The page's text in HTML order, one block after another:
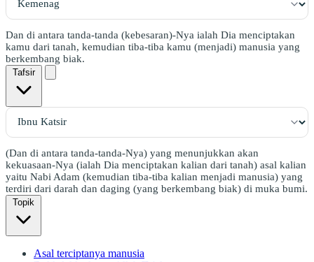
Dan di antara tanda-tanda (kebesaran)-Nya ialah Dia menciptakan
kamu dari tanah, kemudian tiba-tiba kamu (menjadi) manusia yang
berkembang biak.
Tafsir
(Dan di antara tanda-tanda-Nya) yang menunjukkan akan
kekuasaan-Nya (ialah Dia menciptakan kalian dari tanah) asal kalian
yaitu Nabi Adam (kemudian tiba-tiba kalian menjadi manusia) yang
terdiri dari darah dan daging (yang berkembang biak) di muka bumi.
Topik
Asal terciptanya manusia